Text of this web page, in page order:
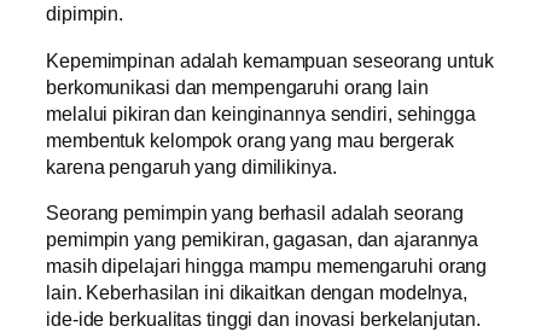
dipimpin.
Kepemimpinan adalah kemampuan seseorang untuk
berkomunikasi dan mempengaruhi orang lain
melalui pikiran dan keinginannya sendiri, sehingga
membentuk kelompok orang yang mau bergerak
karena pengaruh yang dimilikinya.
Seorang pemimpin yang berhasil adalah seorang
pemimpin yang pemikiran, gagasan, dan ajarannya
masih dipelajari hingga mampu memengaruhi orang
lain. Keberhasilan ini dikaitkan dengan modelnya,
ide-ide berkualitas tinggi dan inovasi berkelanjutan.